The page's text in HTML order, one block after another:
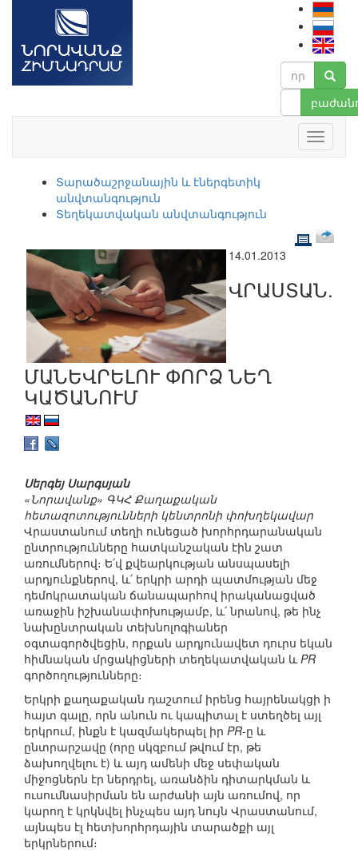
Տարածաշրջանային և էներգետիկ
անվտանգություն
Տեղեկատվական անվտանգություն
14.01.2013
ՎՐԱՍՏԱՆ.
ՄԱՆԵՎՐԵԼՈՒ ՓՈՐՁ ՆԵՂ
ԿԱԾԱՆՈՒՄ
Սերգեյ Սարգսյան
«Նորավանք» ԳԿՀ Քաղաքական
հետազոտությունների կենտրոնի փոխղեկավար
Վրաստանում տեղի ունեցած խորհրդարանական
ընտրությունները հատկանշական էին շատ
առումներով։ Ե՛վ քվեարկության անսպասելի
արդյունքներով, և՛ երկրի արդի պատմության մեջ
դեմոկրատական ճանապարհով իրականացված
առաջին իշխանափոխությամբ, և՛ նրանով, թե ինչ
նախընտրական տեխնոլոգիաներ
օգտագործվեցին, որքան արդյունավետ դուրս եկան
հիմնական մրցակիցների տեղեկատվական ևPR
գործողությունները։
Երկրի քաղաքական դաշտում իրենց հայրենակցի ի
հայտ գալը, որն անուն ու կապիտալ է ստեղծել այլ
երկրում, ինքն է կազմակերպել իր PR-ը և
ընտրարշավը (որը սկզբում թվում էր, թե
ձախողվելու է) և այդ ամենի մեջ սեփական
միջոցներն էր ներդրել, առանձին դիտարկման և
ուսումնասիրման են արժանի այն առումով, որ
կարող է կրկնվել ինչպես այդ նույն Վրաստանում,
այնպես էլ հետխորհրդային տարածքի այլ
երկրներում։